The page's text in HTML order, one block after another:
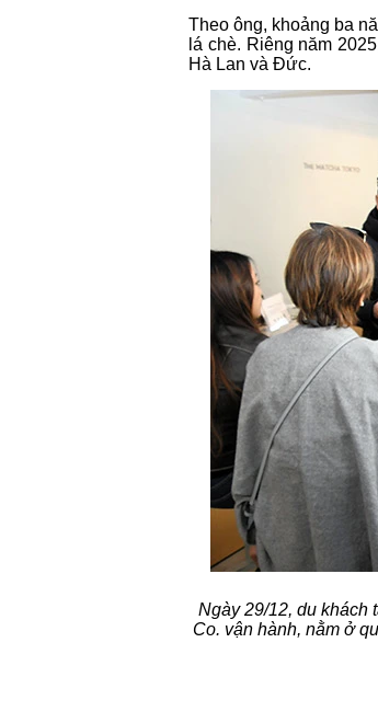
Theo ông, khoảng ba
lá chè. Riêng năm
Hà Lan và Đức.
Ngày 29/12, du khách
Co. vận hành, nằm ở